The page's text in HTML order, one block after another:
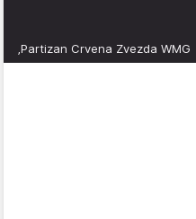
‚Partizan Crvena Zvezda WMG